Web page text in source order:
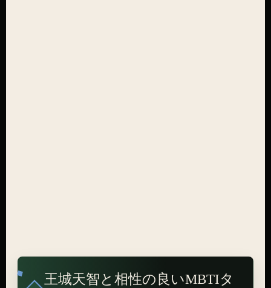
王城天智と相性の良いMBTIタ